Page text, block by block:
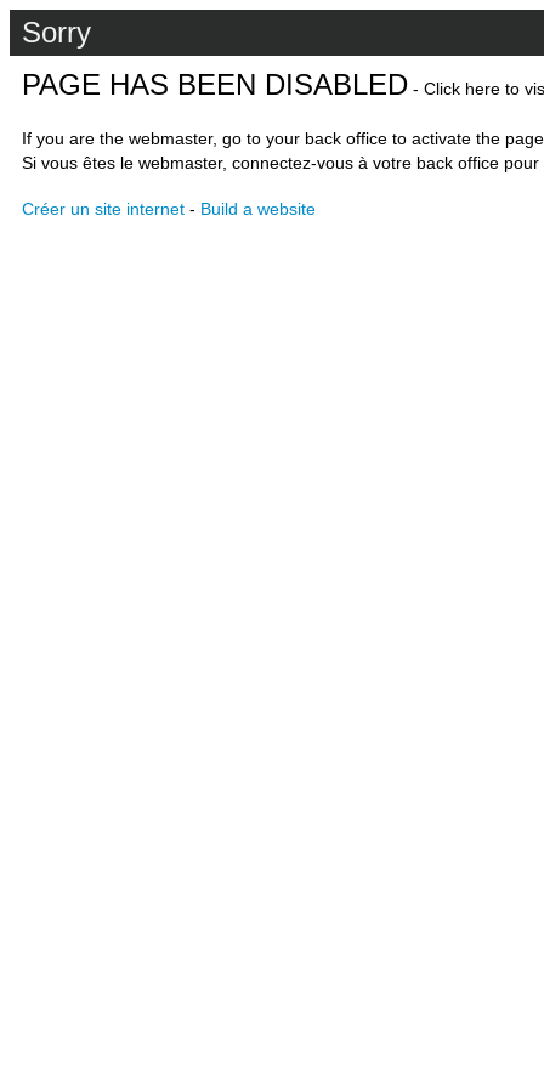
Sorry
PAGE HAS BEEN DISABLED - Click here to
If you are the webmaster, go to your back office to activate the
Si vous êtes le webmaster, connectez-vous à votre back office
Créer un site internet - Build a website